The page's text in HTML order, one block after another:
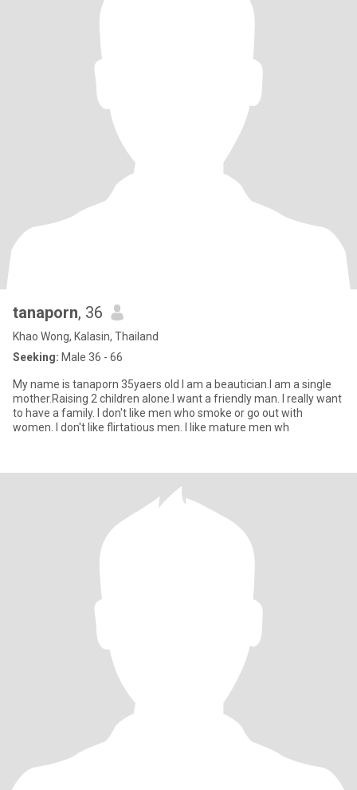
tanaporn, 36
Khao Wong, Kalasin, Thailand
Seeking: Male 36 - 66
My name is tanaporn 35yaers old I am a beautician.I am a single
mother.Raising 2 children alone.I want a friendly man. I really want
to have a family. I don't like men who smoke or go out with
women. I don't like flirtatious men. I like mature men wh